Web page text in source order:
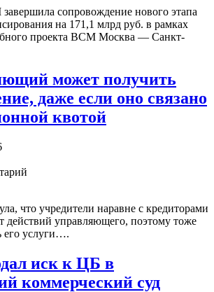
сопровождение нового этапа
на 171,1 млрд руб. в рамках
проекта ВСМ Москва — Санкт-
может получить
даже если оно связано
квотой
что учредители наравне с кредиторами
действий управляющего, поэтому тоже
его услуги….
иск к ЦБ в
коммерческий суд